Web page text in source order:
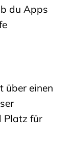
du Apps
über einen
Platz für